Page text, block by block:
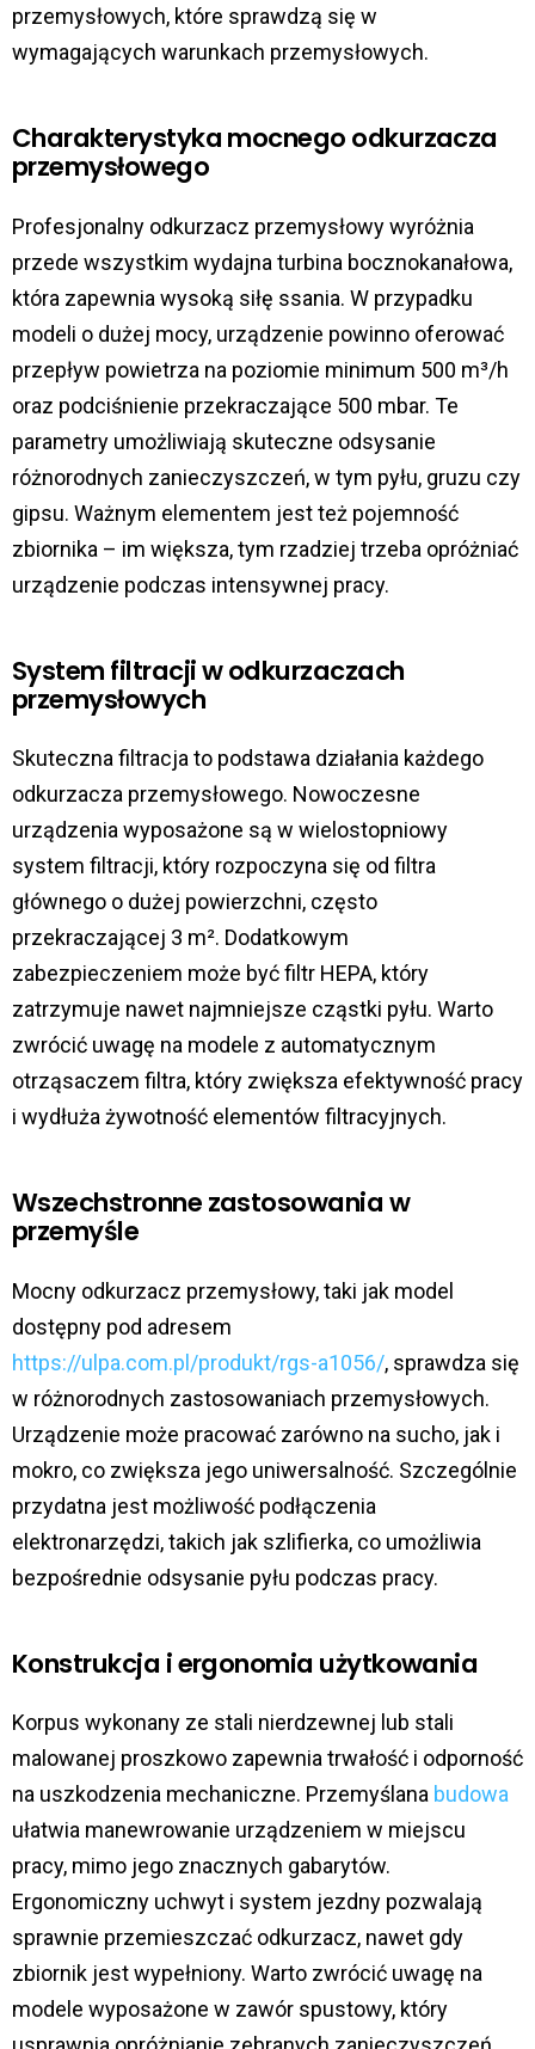
przemysłowych, które sprawdzą się w
wymagających warunkach przemysłowych.
Charakterystyka mocnego odkurzacza
przemysłowego
Profesjonalny odkurzacz przemysłowy wyróżnia
przede wszystkim wydajna turbina bocznokanałowa,
która zapewnia wysoką siłę ssania. W przypadku
modeli o dużej mocy, urządzenie powinno oferować
przepływ powietrza na poziomie minimum 500 m³/h
oraz podciśnienie przekraczające 500 mbar. Te
parametry umożliwiają skuteczne odsysanie
różnorodnych zanieczyszczeń, w tym pyłu, gruzu czy
gipsu. Ważnym elementem jest też pojemność
zbiornika – im większa, tym rzadziej trzeba opróżniać
urządzenie podczas intensywnej pracy.
System filtracji w odkurzaczach
przemysłowych
Skuteczna filtracja to podstawa działania każdego
odkurzacza przemysłowego. Nowoczesne
urządzenia wyposażone są w wielostopniowy
system filtracji, który rozpoczyna się od filtra
głównego o dużej powierzchni, często
przekraczającej 3 m². Dodatkowym
zabezpieczeniem może być filtr HEPA, który
zatrzymuje nawet najmniejsze cząstki pyłu. Warto
zwrócić uwagę na modele z automatycznym
otrząsaczem filtra, który zwiększa efektywność pracy
i wydłuża żywotność elementów filtracyjnych.
Wszechstronne zastosowania w
przemyśle
Mocny odkurzacz przemysłowy, taki jak model
dostępny pod adresem
https://ulpa.com.pl/produkt/rgs-a1056/, sprawdza się
w różnorodnych zastosowaniach przemysłowych.
Urządzenie może pracować zarówno na sucho, jak i
mokro, co zwiększa jego uniwersalność. Szczególnie
przydatna jest możliwość podłączenia
elektronarzędzi, takich jak szlifierka, co umożliwia
bezpośrednie odsysanie pyłu podczas pracy.
Konstrukcja i ergonomia użytkowania
Korpus wykonany ze stali nierdzewnej lub stali
malowanej proszkowo zapewnia trwałość i odporność
na uszkodzenia mechaniczne. Przemyślana budowa
ułatwia manewrowanie urządzeniem w miejscu
pracy, mimo jego znacznych gabarytów.
Ergonomiczny uchwyt i system jezdny pozwalają
sprawnie przemieszczać odkurzacz, nawet gdy
zbiornik jest wypełniony. Warto zwrócić uwagę na
modele wyposażone w zawór spustowy, który